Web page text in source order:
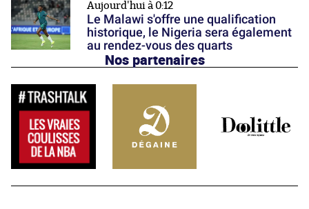
Aujourd'hui à 0:12
Le Malawi s'offre une qualification
historique, le Nigeria sera également
au rendez-vous des quarts
Nos partenaires